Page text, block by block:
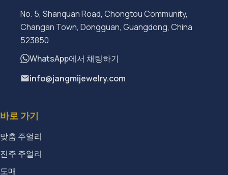
No. 5, Shanquan Road, Chongtou Community,
Changan Town, Dongguan, Guangdong, China
523850
WhatsApp에서 채팅하기
info@jangmijewelry.com
바로 가기
맞춤 주얼리
진주 주얼리
도매